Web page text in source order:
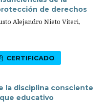
de derechos
Alejandro Nieto Viteri,
CERTIFICADO
la disciplina consciente
educativo